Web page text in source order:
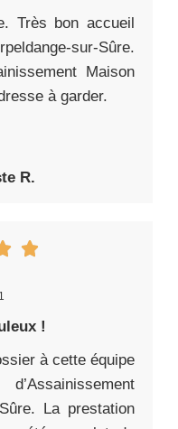
Très bon accueil
sur-Sûre.
Maison
à garder.
R.
!
à cette équipe
La prestation